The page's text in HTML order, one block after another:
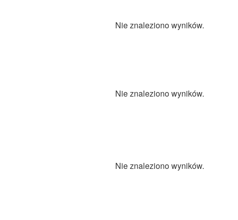
Nie znaleziono wyników.
Nie znaleziono wyników.
Nie znaleziono wyników.